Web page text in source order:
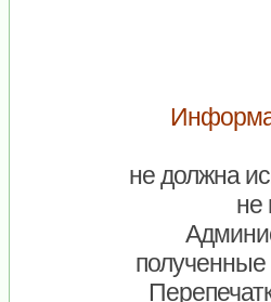
не должна
не